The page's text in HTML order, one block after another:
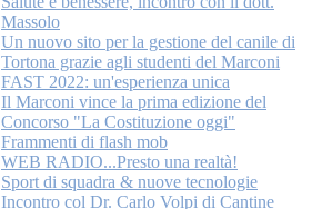
Massolo
Un nuovo sito per la gestione del canile di
Tortona grazie agli studenti del Marconi
FAST 2022: un'esperienza unica
Il Marconi vince la prima edizione del
Concorso "La Costituzione oggi"
Frammenti di flash mob
WEB RADIO...Presto una realtà!
Sport di squadra & nuove tecnologie
Incontro col Dr. Carlo Volpi di Cantine